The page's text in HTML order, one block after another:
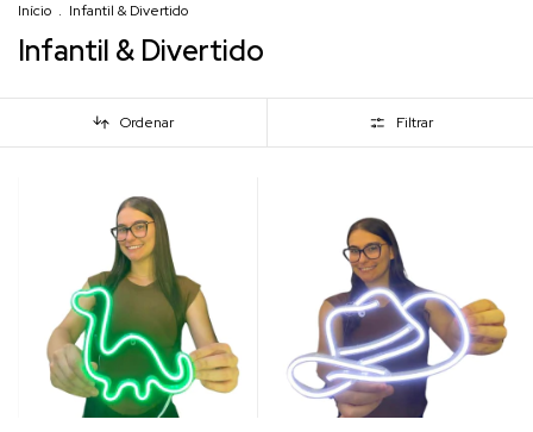
Início . Infantil & Divertido
Infantil & Divertido
Ordenar Filtrar